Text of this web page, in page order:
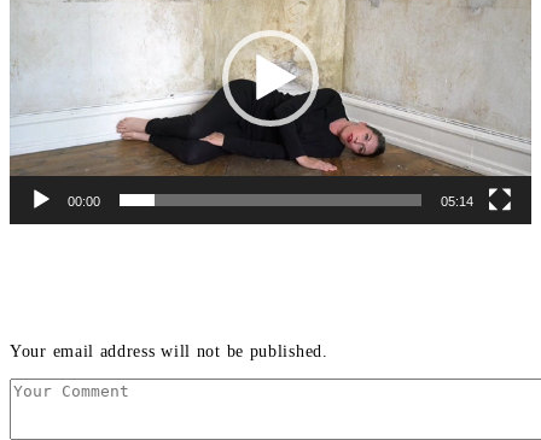
00:00 05:14
Your email address will not be published.